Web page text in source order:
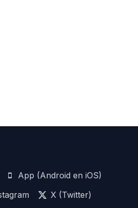
App (Android en iOS)
X (Twitter)